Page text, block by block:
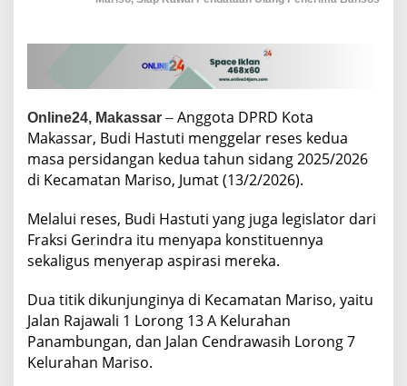
,
e
r
p
A
s
p
a
s
i
g
a
Online24, Makassar – Anggota DPRD Kota
Makassar, Budi Hastuti menggelar reses kedua
masa persidangan kedua tahun sidang 2025/2026
di Kecamatan Mariso, Jumat (13/2/2026).
Melalui reses, Budi Hastuti yang juga legislator dari
Fraksi Gerindra itu menyapa konstituennya
sekaligus menyerap aspirasi mereka.
Dua titik dikunjunginya di Kecamatan Mariso, yaitu
Jalan Rajawali 1 Lorong 13 A Kelurahan
Panambungan, dan Jalan Cendrawasih Lorong 7
Kelurahan Mariso.